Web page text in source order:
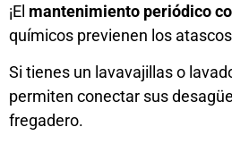
¡El mantenimiento periódico
químicos previenen los
Si tienes un lavavajillas o
permiten conectar sus
fregadero.